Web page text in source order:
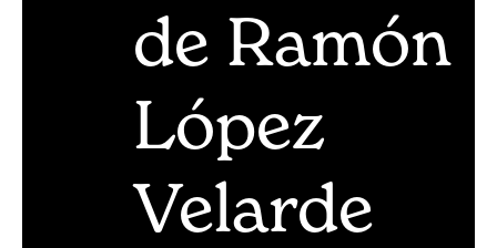
de Ramón
López
Velarde